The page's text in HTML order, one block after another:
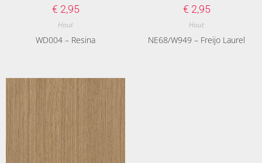
€ 2,95
Hout
WD004 – Resina
€ 2,95
Hout
NE68/W949 – Freijo Laurel